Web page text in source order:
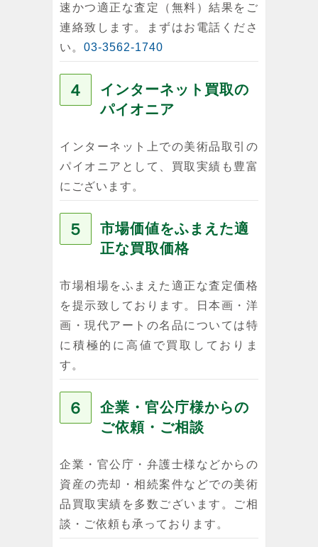
速かつ適正な査定（無料）結果をご
連絡致します。まずはお電話くださ
い。 03-3562-1740
４
インターネット買取の
パイオニア
インターネット上での美術品取引の
パイオニアとして、買取実績も豊富
にございます。
５
市場価値をふまえた適
正な買取価格
市場相場をふまえた適正な査定価格
を提示致しております。日本画・洋
画・現代アートの名品については特
に積極的に高値で買取しておりま
す。
６
企業・官公庁様からの
ご依頼・ご相談
企業・官公庁・弁護士様などからの
資産の売却・相続案件などでの美術
品買取実績を多数ございます。ご相
談・ご依頼も承っております。